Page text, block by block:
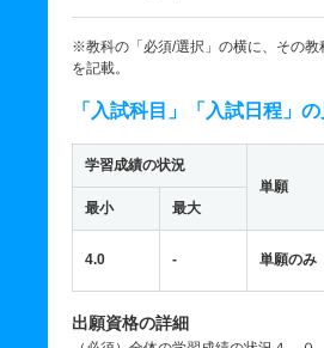
※教科の「必須/選択」の横に、その
を記載。
「入試科目」「入試日程」
学習成績の状況
単願
最小 最大
4.0 - 単願のみ
出願資格の詳細